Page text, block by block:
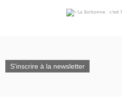
S'inscrire à la newsletter